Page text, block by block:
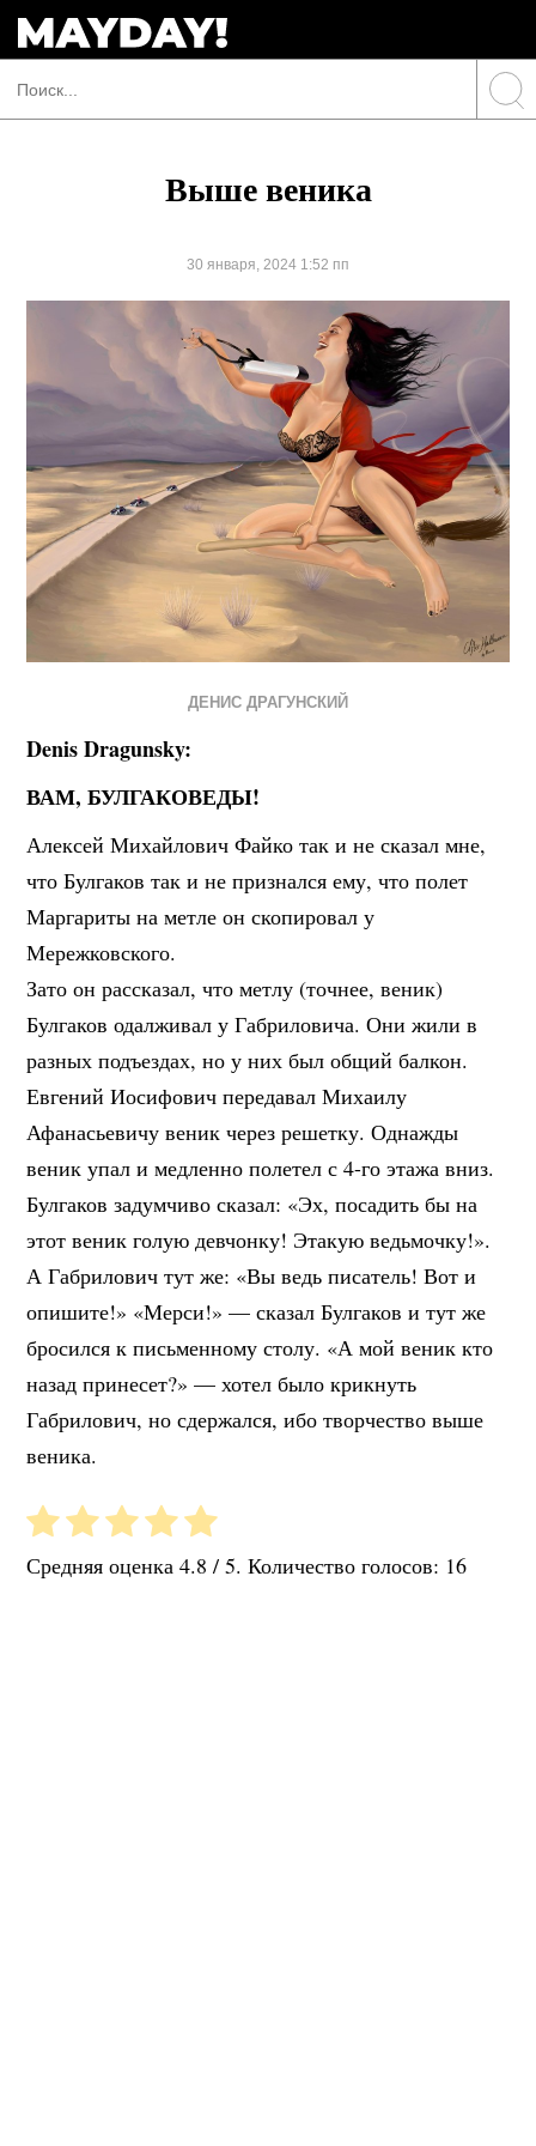
Выше веника
30 января, 2024 1:52 пп
ДЕНИС ДРАГУНСКИЙ
Denis Dragunsky:
ВАМ, БУЛГАКОВЕДЫ!
Алексей Михайлович Файко так и не сказал мне,
что Булгаков так и не признался ему, что полет
Маргариты на метле он скопировал у
Мережковского.
Зато он рассказал, что метлу (точнее, веник)
Булгаков одалживал у Габриловича. Они жили в
разных подъездах, но у них был общий балкон.
Евгений Иосифович передавал Михаилу
Афанасьевичу веник через решетку. Однажды
веник упал и медленно полетел с 4-го этажа вниз.
Булгаков задумчиво сказал: «Эх, посадить бы на
этот веник голую девчонку! Этакую ведьмочку!».
А Габрилович тут же: «Вы ведь писатель! Вот и
опишите!» «Мерси!» — сказал Булгаков и тут же
бросился к письменному столу. «А мой веник кто
назад принесет?» — хотел было крикнуть
Габрилович, но сдержался, ибо творчество выше
веника.
Средняя оценка4.8 / 5. Количество голосов: 16